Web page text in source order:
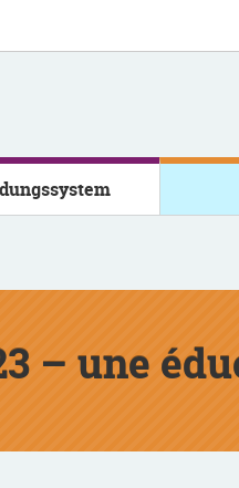
– une